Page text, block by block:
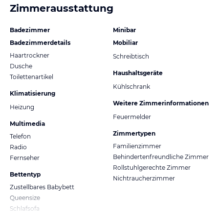
Zimmerausstattung
Badezimmer
Badezimmerdetails
Haartrockner
Dusche
Toilettenartikel
Klimatisierung
Heizung
Multimedia
Telefon
Radio
Fernseher
Bettentyp
Zustellbares Babybett
Queensize
Schlafsofa
Minibar
Mobiliar
Schreibtisch
Haushaltsgeräte
Kühlschrank
Weitere Zimmerinformationen
Feuermelder
Zimmertypen
Familienzimmer
Behindertenfreundliche Zimmer
Rollstuhlgerechte Zimmer
Nichtraucherzimmer